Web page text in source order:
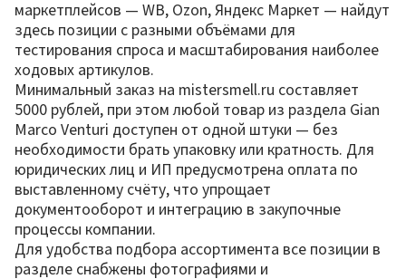
маркетплейсов — WB, Ozon, Яндекс Маркет — найдут
здесь позиции с разными объёмами для
тестирования спроса и масштабирования наиболее
ходовых артикулов.
Минимальный заказ на mistersmell.ru составляет
5000 рублей, при этом любой товар из раздела Gian
Marco Venturi доступен от одной штуки — без
необходимости брать упаковку или кратность. Для
юридических лиц и ИП предусмотрена оплата по
выставленному счёту, что упрощает
документооборот и интеграцию в закупочные
процессы компании.
Для удобства подбора ассортимента все позиции в
разделе снабжены фотографиями и